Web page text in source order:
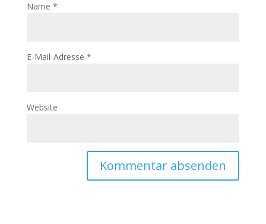
Name *
E-Mail-Adresse *
Website